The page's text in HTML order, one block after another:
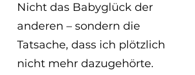
Nicht das Babyglück der
anderen – sondern die
Tatsache, dass ich plötzlich
nicht mehr dazugehörte.